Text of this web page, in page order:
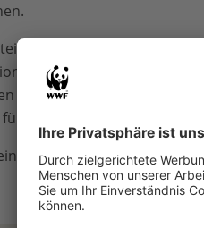
Organisationen ist
fordern Bund und
und ihre Finanzierung auf
für eine erfolgreiche
Verbändeappell